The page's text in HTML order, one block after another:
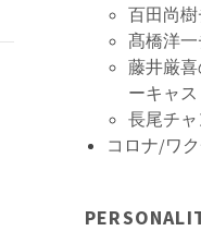
百田尚
髙橋洋
藤井厳
ーキャス
長尾チ
コロナ/ワ